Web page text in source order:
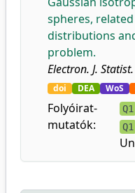
spheres,
distributions
problem.
Electron. J. Statist.
doi DEA WoS
Folyóirat-
mutatók:
Q1
Q1